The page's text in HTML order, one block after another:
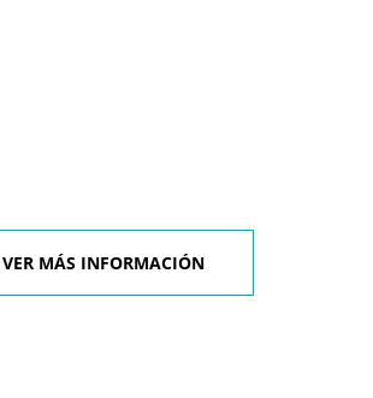
VER MÁS INFORMACIÓN